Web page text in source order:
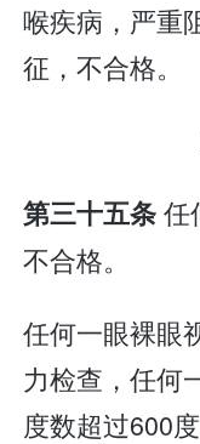
喉疾病，严重
征，不合格。
第三十五条任
不合格。
任何一眼裸眼
力检查，任何
度数超过600